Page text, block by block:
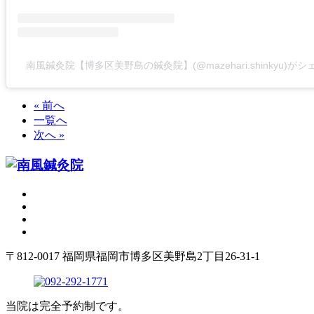
南風鍼灸院【博多区美野島の鍼灸院】(@mazehari.shinkyu)がシ
« 前へ
一覧へ
次へ »
〒812-0017 福岡県福岡市博多区美野島2丁目26-31-1
当院は完全予約制です。